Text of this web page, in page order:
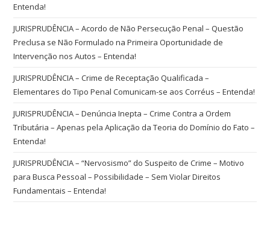
Entenda!
JURISPRUDÊNCIA – Acordo de Não Persecução Penal – Questão
Preclusa se Não Formulado na Primeira Oportunidade de
Intervenção nos Autos – Entenda!
JURISPRUDÊNCIA – Crime de Receptação Qualificada –
Elementares do Tipo Penal Comunicam-se aos Corréus – Entenda!
JURISPRUDÊNCIA – Denúncia Inepta – Crime Contra a Ordem
Tributária – Apenas pela Aplicação da Teoria do Domínio do Fato –
Entenda!
JURISPRUDÊNCIA – “Nervosismo” do Suspeito de Crime – Motivo
para Busca Pessoal – Possibilidade – Sem Violar Direitos
Fundamentais – Entenda!